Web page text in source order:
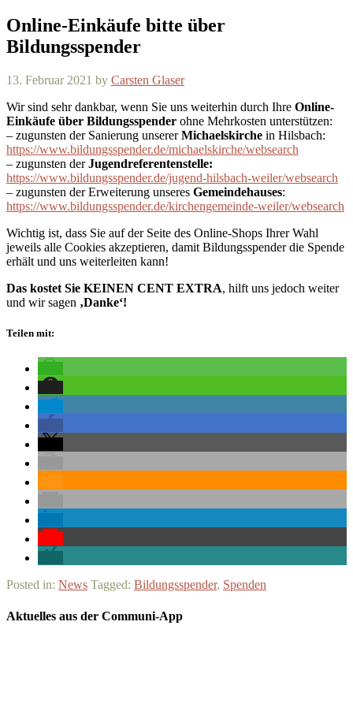
Online-Einkäufe bitte über
Bildungsspender
13. Februar 2021 by Carsten Glaser
Wir sind sehr dankbar, wenn Sie uns weiterhin durch Ihre Online-
Einkäufe über Bildungsspender ohne Mehrkosten unterstützen:
– zugunsten der Sanierung unsererMichaelskirche in Hilsbach:
https://www.bildungsspender.de/michaelskirche/websearch
– zugunsten derJugendreferentenstelle:
https://www.bildungsspender.de/jugend-hilsbach-weiler/websearch
– zugunsten der Erweiterung unseres Gemeindehauses:
https://www.bildungsspender.de/kirchengemeinde-weiler/websearch
Wichtig ist, dass Sie auf der Seite des Online-Shops Ihrer Wahl
jeweils alle Cookies akzeptieren, damit Bildungsspender die Spende
erhält und uns weiterleiten kann!
Das kostet Sie KEINEN CENT EXTRA, hilft uns jedoch weiter
und wir sagen ‚Danke‘!
Teilen mit:
Posted in: News Tagged: Bildungsspender, Spenden
Aktuelles aus der Communi-App